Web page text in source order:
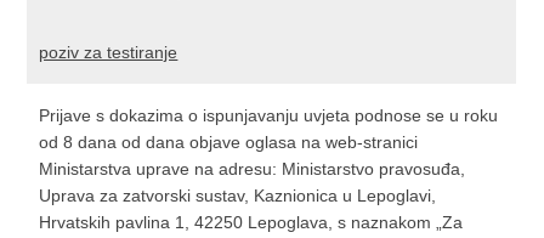
poziv za testiranje
Prijave s dokazima o ispunjavanju uvjeta podnose se u roku
od 8 dana od dana objave oglasa na web-stranici
Ministarstva uprave na adresu: Ministarstvo pravosuđa,
Uprava za zatvorski sustav, Kaznionica u Lepoglavi,
Hrvatskih pavlina 1, 42250 Lepoglava, s naznakom „Za